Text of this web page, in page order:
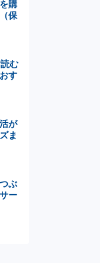
購
保
む
す
が
ま
ぶ
ー